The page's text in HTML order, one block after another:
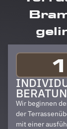
1
Wir beginnen
der
mit einer